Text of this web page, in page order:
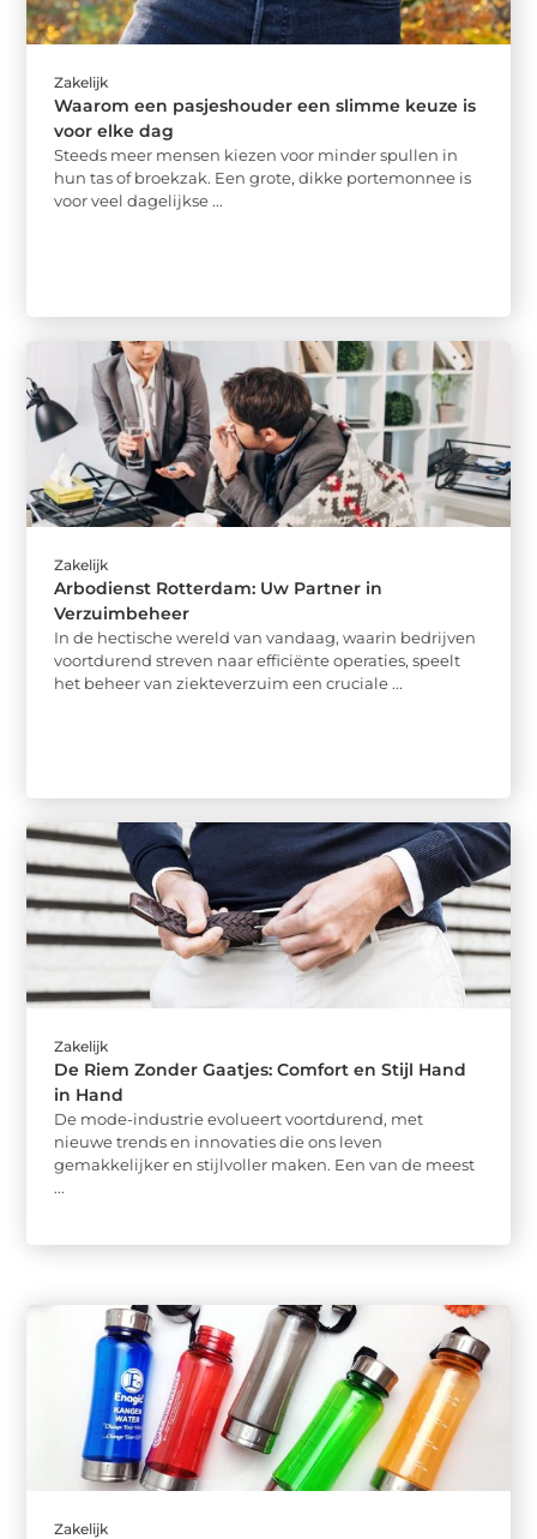
Zakelijk
Waarom een pasjeshouder een slimme keuze is
voor elke dag
Steeds meer mensen kiezen voor minder spullen in
hun tas of broekzak. Een grote, dikke portemonnee is
voor veel dagelijkse ...
Zakelijk
Arbodienst Rotterdam: Uw Partner in
Verzuimbeheer
In de hectische wereld van vandaag, waarin bedrijven
voortdurend streven naar efficiënte operaties, speelt
het beheer van ziekteverzuim een cruciale ...
Zakelijk
De Riem Zonder Gaatjes: Comfort en Stijl Hand
in Hand
De mode-industrie evolueert voortdurend, met
nieuwe trends en innovaties die ons leven
gemakkelijker en stijlvoller maken. Een van de meest
...
Zakelijk